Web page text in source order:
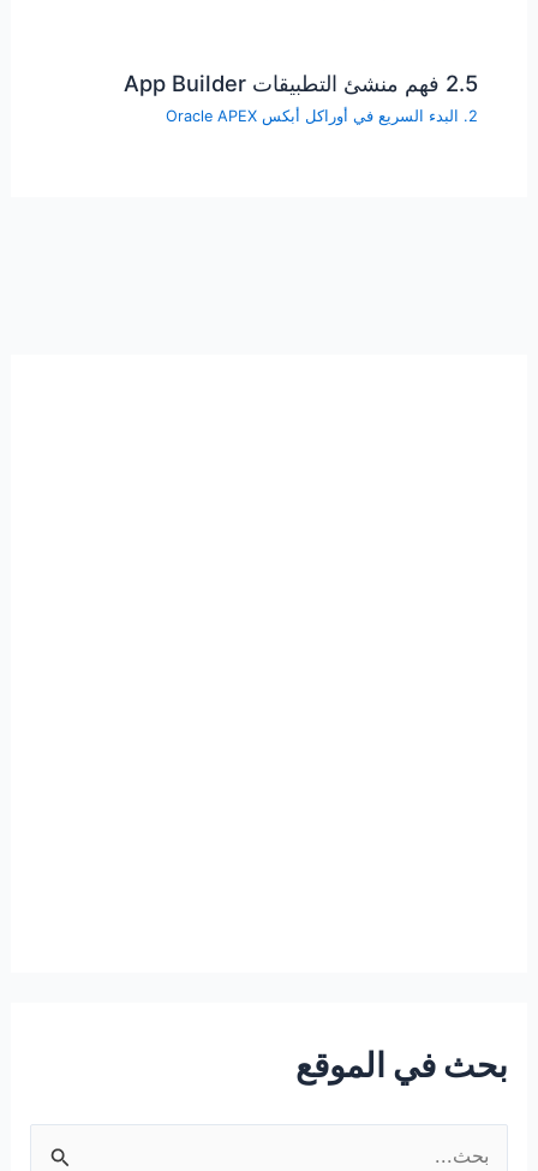
2.5 فهم منشئ التطبيقات App Builder
2. البدء السريع في أوراكل أبكس Oracle APEX
بحث في الموقع